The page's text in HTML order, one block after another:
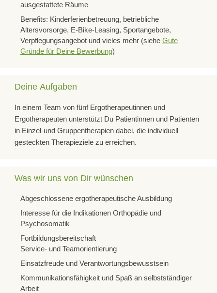
ausgestattete Räume
Benefits: Kinderferienbetreuung, betriebliche
Altersvorsorge, E-Bike-Leasing, Sportangebote,
Verpflegungsangebot und vieles mehr (siehe Gute
Gründe für Deine Bewerbung)
Deine Aufgaben
In einem Team von fünf Ergotherapeutinnen und
Ergotherapeuten unterstützt Du Patientinnen und Patienten
in Einzel-und Gruppentherapien dabei, die individuell
gesteckten Therapieziele zu erreichen.
Was wir uns von Dir wünschen
Abgeschlossene ergotherapeutische Ausbildung
Interesse für die Indikationen Orthopädie und
Psychosomatik
Fortbildungsbereitschaft
Service- und Teamorientierung
Einsatzfreude und Verantwortungsbewusstsein
Kommunikationsfähigkeit und Spaß an selbstständiger
Arbeit
verwaltung-birkental@kliniken-hartenstein.de